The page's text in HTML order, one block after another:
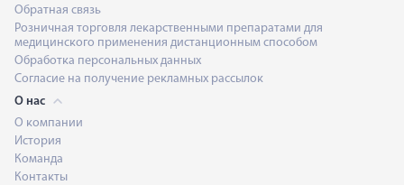
Обратная связь
Розничная торговля лекарственными препаратами для
медицинского применения дистанционным способом
Обработка персональных данных
Согласие на получение рекламных рассылок
О нас
О компании
История
Команда
Контакты